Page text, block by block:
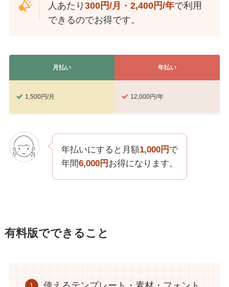
人あたり300円/月 ・2,400円/年で利用
できるのでお得です。
月払い 年払い
1,500円/月 12,000円/年
年払いにすると月額1,000円 で
年間6,000円 お得になります。
有料版でできること